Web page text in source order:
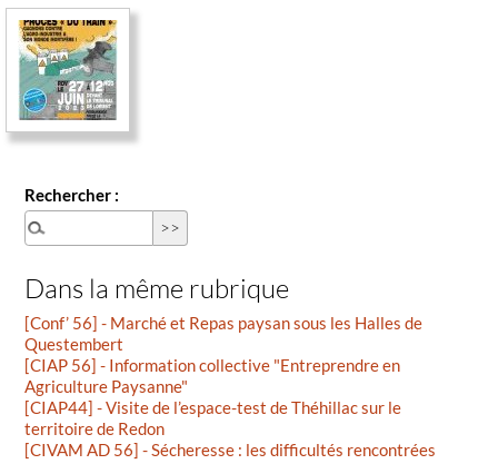
Rechercher :
Dans la même rubrique
[Conf’ 56] - Marché et Repas paysan sous les Halles de
Questembert
[CIAP 56] - Information collective "Entreprendre en
Agriculture Paysanne"
[CIAP44] - Visite de l’espace-test de Théhillac sur le
territoire de Redon
[CIVAM AD 56] - Sécheresse : les difficultés rencontrées